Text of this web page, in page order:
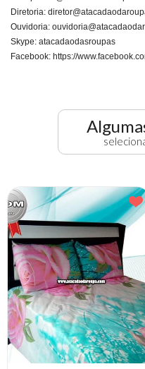
Diretoria:
Ouvidoria:
Skype: atacadaodasroupas
Facebook: https://